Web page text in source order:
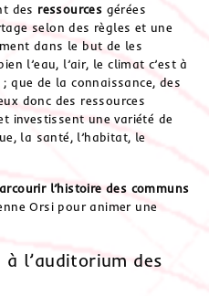
des ressources gérées
selon des règles et une
dans le but de les
l’eau, l’air, le climat c’est à
que de la connaissance, des
donc des ressources
investissent une variété de
la santé, l’habitat, le
l’histoire des communs
Orsi pour animer une
l’auditorium des